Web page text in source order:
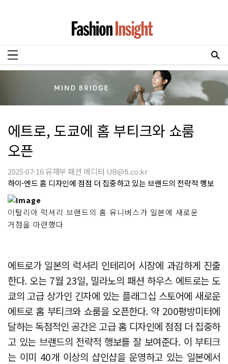
에트로, 도쿄에 홈 부티크와 쇼룸
오픈
2025-07-16 유재부 패션 에디터 UB@fi.co.kr
하이-엔드 홈 디자인에 점점 더 집중하고 있는 브랜드의 전략적 행보
이탈리아 럭셔리 브랜드의 홈 유니버스가 일본에 새로운
거점을 마련했다
에트로가 일본의 럭셔리 인테리어 시장에 과감하게 진출
한다. 오는 7월 23일, 밀라노의 패션 하우스 에트로는 도
쿄의 고급 상가인 긴자에 있는 플래그십 스토어에 새로운
에트로 홈 부티크와 쇼룸을 오픈한다. 약 200평방미터에
달하는 독점적인 공간은 고급 홈 디자인에 점점 더 집중하
고 있는 브랜드의 전략적 행보를 잘 보여준다. 이 부티크
는 이미 40개 이상의 샵인샵을 운영하고 있는 일본에서